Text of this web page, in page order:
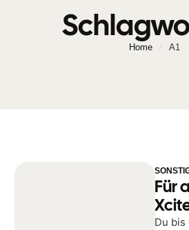
Home / A1
Für
Du bis